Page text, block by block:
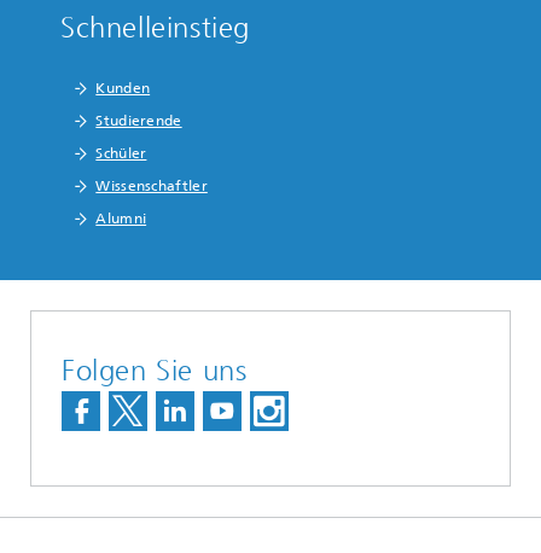
Schnelleinstieg
Kunden
Studierende
Schüler
Wissenschaftler
Alumni
Folgen Sie uns